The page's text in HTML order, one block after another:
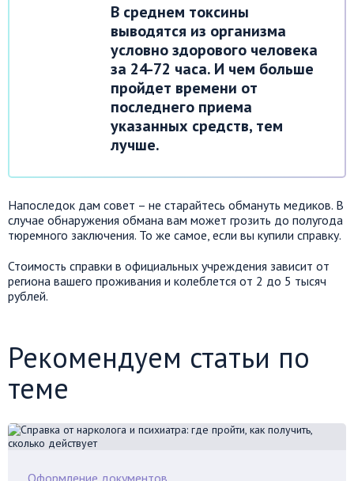
В среднем токсины
выводятся из организма
условно здорового человека
за 24-72 часа. И чем больше
пройдет времени от
последнего приема
указанных средств, тем
лучше.
Напоследок дам совет – не старайтесь обмануть медиков. В
случае обнаружения обмана вам может грозить до полугода
тюремного заключения. То же самое, если вы купили справку.
Стоимость справки в официальных учреждения зависит от
региона вашего проживания и колеблется от 2 до 5 тысяч
рублей.
Рекомендуем статьи по
теме
Оформление документов